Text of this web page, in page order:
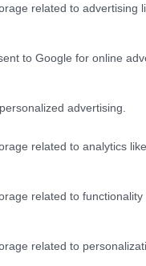
related to advertising
to Google for online
advertising.
related to analytics
related to functionality
related to
città. Tra le mete
eleganti e i balli in
arte e cultura,
è il
spettacolari. Qui,
e
carnevaleschi
è uno dei più